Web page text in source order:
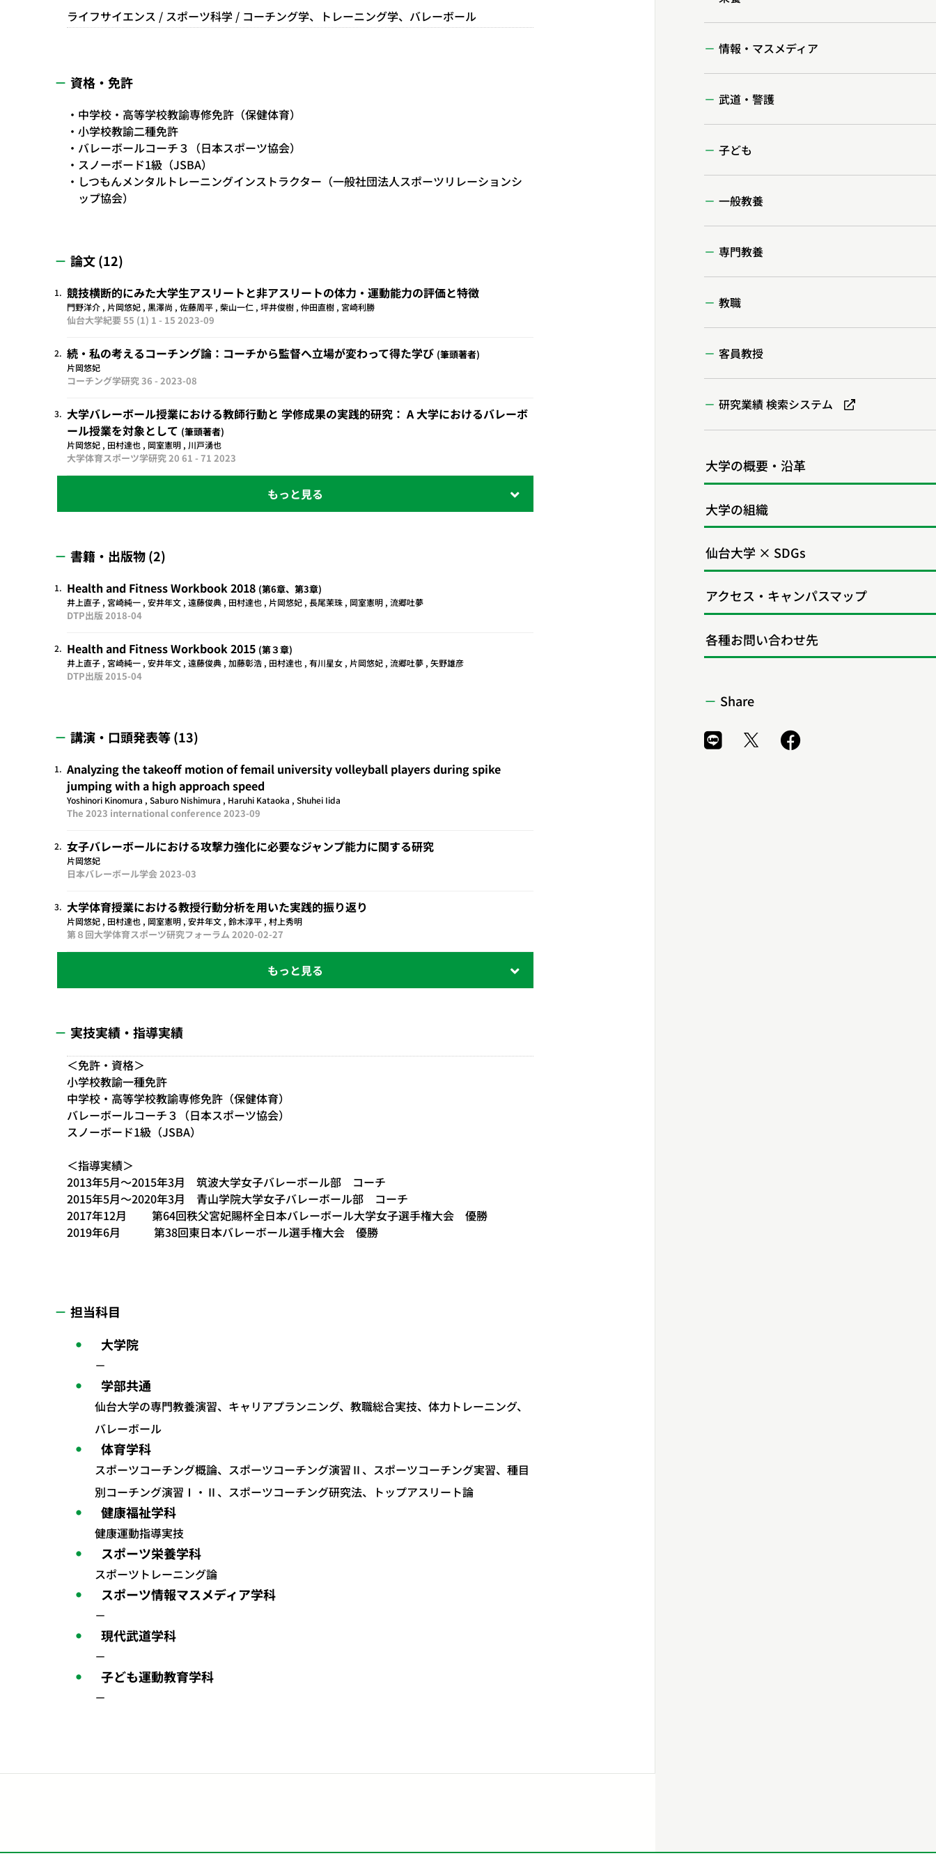
ライフサイエンス / スポーツ科学 / コーチング学、トレーニング学、バレーボール
資格・免許
中学校・高等学校教諭専修免許（保健体育）
小学校教諭二種免許
バレーボールコーチ３（日本スポーツ協会）
スノーボード1級（JSBA）
しつもんメンタルトレーニングインストラクター（一般社団法人スポーツリレーションシ
ップ協会）
論文 (12)
1. 競技横断的にみた大学生アスリートと非アスリートの体力・運動能力の評価と特徴
門野洋介 , 片岡悠妃 , 黒澤尚 , 佐藤周平 , 柴山一仁 , 坪井俊樹 , 仲田直樹 , 宮崎利勝
仙台大学紀要 55 (1) 1 - 15 2023-09
2. 続・私の考えるコーチング論：コーチから監督へ立場が変わって得た学び 筆頭著者
片岡悠妃
コーチング学研究 36 - 2023-08
3. 大学バレーボール授業における教師行動と 学修成果の実践的研究： A 大学におけるバレーボ
ール授業を対象として 筆頭著者
片岡悠妃 , 田村達也 , 岡室憲明 , 川戸湧也
大学体育スポーツ学研究 20 61 - 71 2023
書籍・出版物 (2)
1. Health and Fitness Workbook 2018 第6章、第3章
井上直子 , 宮崎純一 , 安井年文 , 遠藤俊典 , 田村達也 , 片岡悠妃 , 長尾茉珠 , 岡室憲明 , 流郷吐夢
DTP出版2018-04
2. Health and Fitness Workbook 2015 第３章
井上直子 , 宮崎純一 , 安井年文 , 遠藤俊典 , 加藤彰浩 , 田村達也 , 有川星女 , 片岡悠妃 , 流郷吐夢 , 矢野雄彦
DTP出版2015-04
講演・口頭発表等 (13)
1. Analyzing the takeoff motion of femail university volleyball players during spike
jumping with a high approach speed
Yoshinori Kinomura , Saburo Nishimura , Haruhi Kataoka , Shuhei Iida
The 2023 international conference 2023-09
2. 女子バレーボールにおける攻撃力強化に必要なジャンプ能力に関する研究
片岡悠妃
日本バレーボール学会2023-03
3. 大学体育授業における教授行動分析を用いた実践的振り返り
片岡悠妃 , 田村達也 , 岡室憲明 , 安井年文 , 鈴木淳平 , 村上秀明
第８回大学体育スポーツ研究フォーラム 2020-02-27
実技実績・指導実績
＜免許・資格＞
小学校教諭一種免許
中学校・高等学校教諭専修免許（保健体育）
バレーボールコーチ３（日本スポーツ協会）
スノーボード1級（JSBA）
＜指導実績＞
2013年5月～2015年3月 筑波大学女子バレーボール部 コーチ
2015年5月～2020年3月 青山学院大学女子バレーボール部 コーチ
2017年12月 第64回秩父宮妃賜杯全日本バレーボール大学女子選手権大会 優勝
2019年6月 第38回東日本バレーボール選手権大会 優勝
担当科目
大学院
－
学部共通
仙台大学の専門教養演習、キャリアプランニング、教職総合実技、体力トレーニング、
バレーボール
体育学科
スポーツコーチング概論、スポーツコーチング演習Ⅱ、スポーツコーチング実習、種目
別コーチング演習Ⅰ・Ⅱ、スポーツコーチング研究法、トップアスリート論
健康福祉学科
健康運動指導実技
スポーツ栄養学科
スポーツトレーニング論
スポーツ情報マスメディア学科
－
現代武道学科
－
子ども運動教育学科
－
情報・マスメディア
武道・警護
子ども
一般教養
専門教養
教職
客員教授
研究業績 検索システム
大学の概要・沿革
大学の組織
仙台大学 × SDGs
アクセス・キャンパスマップ
各種お問い合わせ先
Share